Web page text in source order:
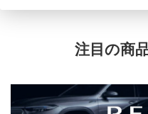
注目の商